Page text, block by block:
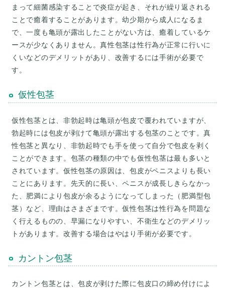
まって細菌感染することで炎症が起き、それが繰り返される
ことで癒着することがあります。幼少期から成人になるま
で、一度も亀頭が露出したことがない方は、癒着しているケ
ースが少なくありません。真性包茎は性行為が正常に行いに
くいなどのデメリットがあり、改善するには手術が必要で
す。
仮性包茎
仮性包茎とは、非勃起時は亀頭が包皮で覆われていますが、
勃起時には包皮が剥けて亀頭が露出する包茎のことです。真
性包茎と異なり、非勃起時でも手を使って自分で包皮を剥く
ことができます。包茎の種類の中でも仮性包茎は最も多いと
されています。仮性包茎の原因は、包皮がペニスよりも長い
ことにあります。先天的に長い、ペニスが成長しきらなかっ
た、肥満により包皮が余るようになってしまった（肥満型包
茎）など、理由はさまざまです。仮性包茎は性行為を問題な
く行えるものの、早漏になりやすい、不衛生などのデメリッ
トがあります。改善する場合はやはり手術が必要です。
カントン包茎
カントン包茎とは、包皮が剥けた際に包皮口の締め付けによ